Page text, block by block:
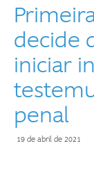
decide
iniciar
penal
19 de abril de 2021